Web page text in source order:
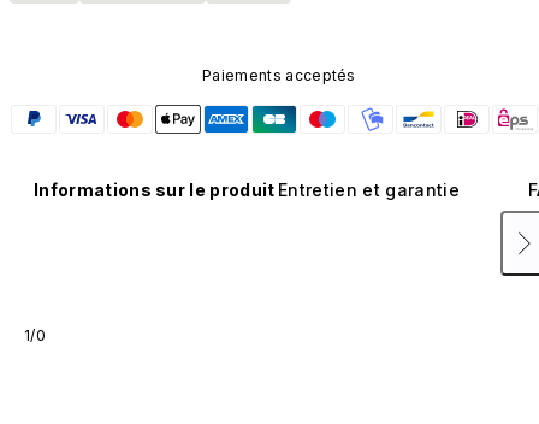
Paiements acceptés
Informations sur le produit Entretien et garantie
1/0